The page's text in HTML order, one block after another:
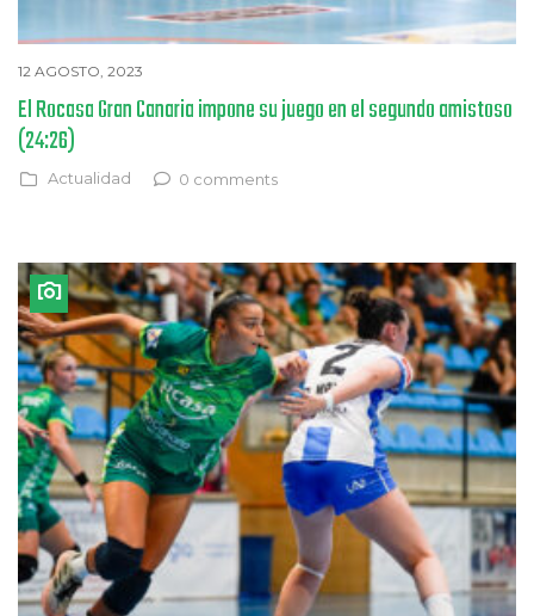
12 AGOSTO, 2023
El Rocasa Gran Canaria impone su juego en el segundo amistoso
(24:26)
Actualidad 0 comments